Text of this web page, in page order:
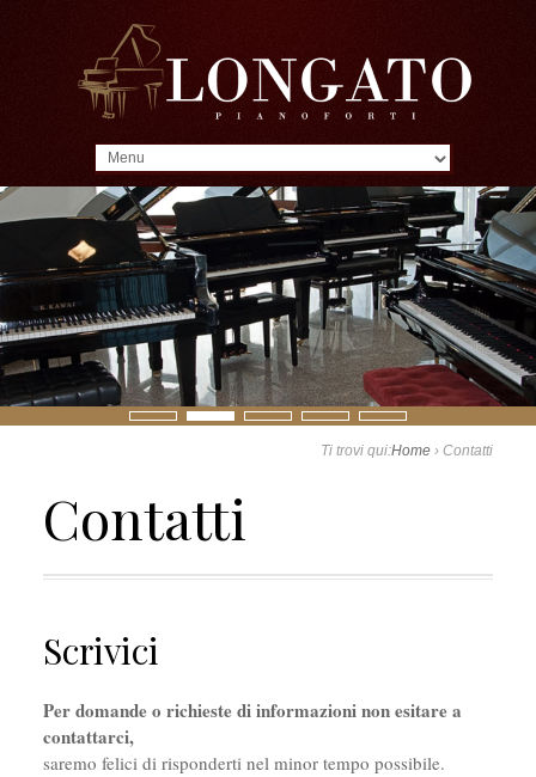
Ti trovi qui:Home ›Contatti
Contatti
Scrivici
Per domande o richieste di informazioni non esitare a
contattarci,
saremo felici di risponderti nel minor tempo possibile.